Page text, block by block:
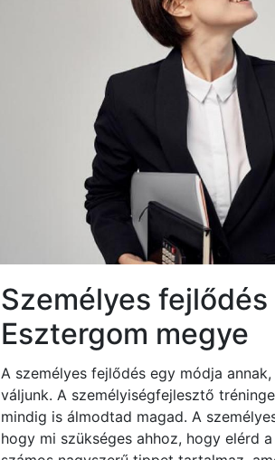
Személyes
Esztergom megye
A személyes fejlődés egy módja
váljunk. A személyiségfejlesztő
mindig is álmodtad magad. A
hogy mi szükséges ahhoz, hogy elérd